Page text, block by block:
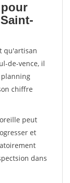
qu'artisan
de-vence, il
chiffre
peut
et
dans